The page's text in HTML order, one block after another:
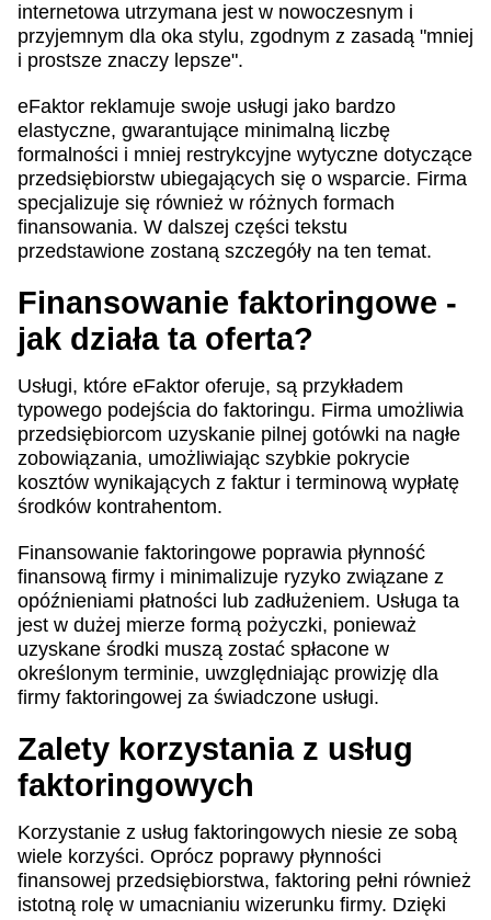
internetowa utrzymana jest w nowoczesnym i
przyjemnym dla oka stylu, zgodnym z zasadą "mniej
i prostsze znaczy lepsze".
eFaktor reklamuje swoje usługi jako bardzo
elastyczne, gwarantujące minimalną liczbę
formalności i mniej restrykcyjne wytyczne dotyczące
przedsiębiorstw ubiegających się o wsparcie. Firma
specjalizuje się również w różnych formach
finansowania. W dalszej części tekstu
przedstawione zostaną szczegóły na ten temat.
Finansowanie faktoringowe -
jak działa ta oferta?
Usługi, które eFaktor oferuje, są przykładem
typowego podejścia do faktoringu. Firma umożliwia
przedsiębiorcom uzyskanie pilnej gotówki na nagłe
zobowiązania, umożliwiając szybkie pokrycie
kosztów wynikających z faktur i terminową wypłatę
środków kontrahentom.
Finansowanie faktoringowe poprawia płynność
finansową firmy i minimalizuje ryzyko związane z
opóźnieniami płatności lub zadłużeniem. Usługa ta
jest w dużej mierze formą pożyczki, ponieważ
uzyskane środki muszą zostać spłacone w
określonym terminie, uwzględniając prowizję dla
firmy faktoringowej za świadczone usługi.
Zalety korzystania z usług
faktoringowych
Korzystanie z usług faktoringowych niesie ze sobą
wiele korzyści. Oprócz poprawy płynności
finansowej przedsiębiorstwa, faktoring pełni również
istotną rolę w umacnianiu wizerunku firmy. Dzięki